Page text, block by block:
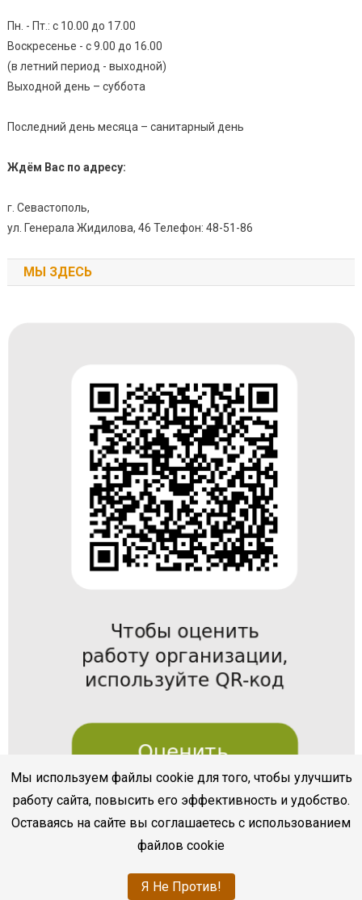
Пн. - Пт.: с 10.00 до 17.00
Воскресенье - с 9.00 до 16.00
(в летний период - выходной)
Выходной день – суббота
Последний день месяца – санитарный день
Ждём Вас по адресу:
г. Севастополь,
ул. Генерала Жидилова, 46 Телефон: 48-51-86
МЫ ЗДЕСЬ
bukvoed.cbssev.ru| Разработка
Мы используем файлы cookie для того, чтобы улучшить
работу сайта, повысить его эффективность и удобство.
Оставаясь на сайте вы соглашаетесь с использованием
файлов cookie
Я Не Против!